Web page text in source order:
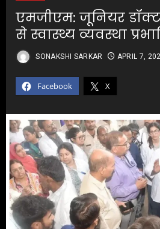
एमजीएम: जूनियर
से स्वास्थ्य व्यवस्था
Facebook X
SONAKSHI SARKAR APRIL 7,